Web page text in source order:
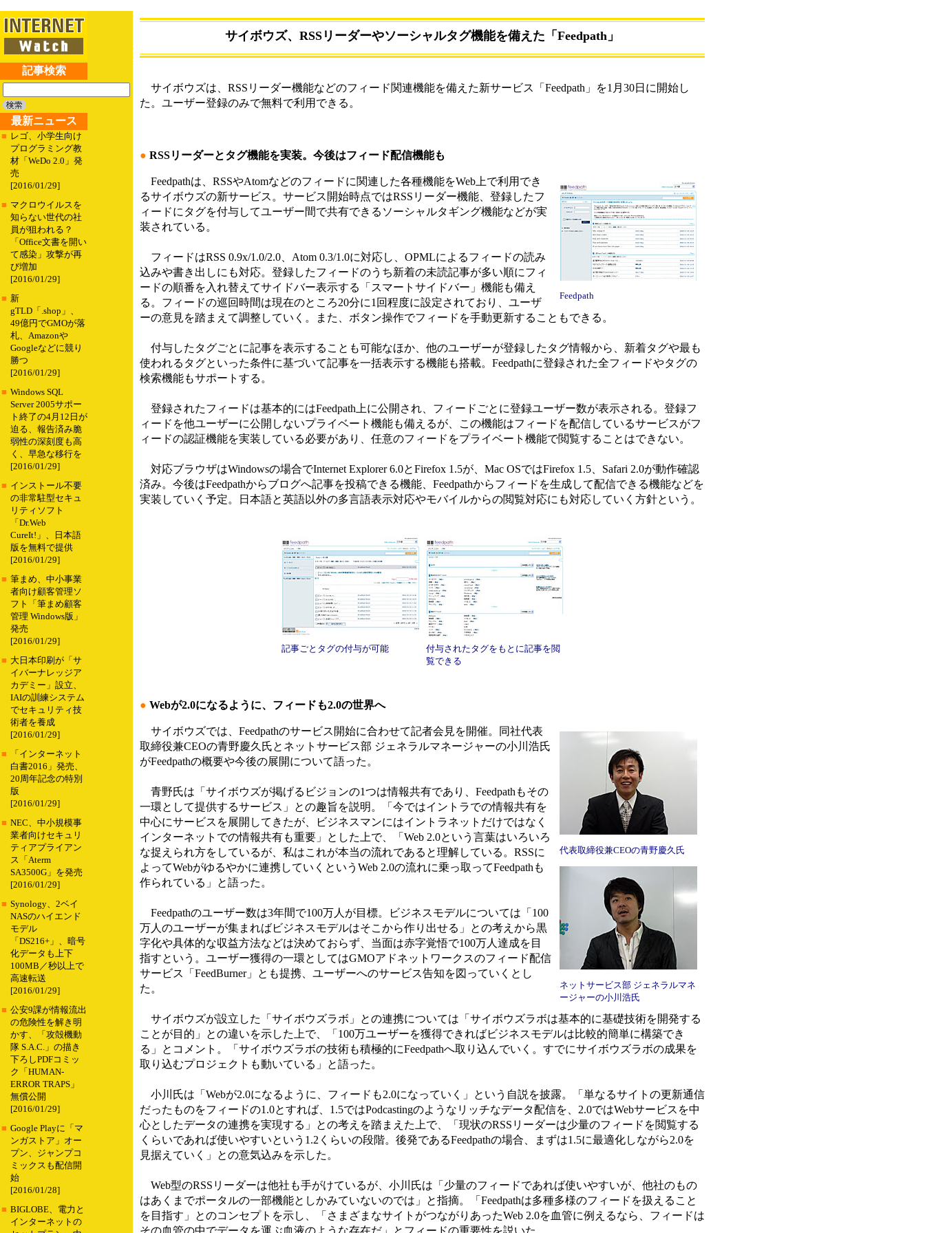
記事検索
最新ニュース
■ レゴ、小学生向け
プログラミング教
材「WeDo 2.0」発
売
[2016/01/29]
■ マクロウイルスを
知らない世代の社
員が狙われる？
「Office文書を開い
て感染」攻撃が再
び増加
[2016/01/29]
■ 新
gTLD「.shop」、
49億円でGMOが落
札、Amazonや
Googleなどに競り
勝つ
[2016/01/29]
■ Windows SQL
Server 2005サポー
ト終了の4月12日が
迫る、報告済み脆
弱性の深刻度も高
く、早急な移行を
[2016/01/29]
■ インストール不要
の非常駐型セキュ
リティソフト
「Dr.Web
CureIt!」、日本語
版を無料で提供
[2016/01/29]
■ 筆まめ、中小事業
者向け顧客管理ソ
フト「筆まめ顧客
管理 Windows版」
発売
[2016/01/29]
■ 大日本印刷が「サ
イバーナレッジア
カデミー」設立、
IAIの訓練システム
でセキュリティ技
術者を養成
[2016/01/29]
■
「インターネット
白書2016」発売、
20周年記念の特別
版
[2016/01/29]
■ NEC、中小規模事
業者向けセキュリ
ティアプライアン
ス「Aterm
SA3500G」を発売
[2016/01/29]
■ Synology、2ベイ
NASのハイエンド
モデル
「DS216+」、暗号
化データも上下
100MB／秒以上で
高速転送
[2016/01/29]
■ 公安9課が情報流出
の危険性を解き明
かす、「攻殻機動
隊 S.A.C.」の描き
下ろしPDFコミッ
ク「HUMAN-
ERROR TRAPS」
無償公開
[2016/01/29]
■ Google Playに「マ
ンガストア」オー
プン、ジャンプコ
ミックスも配信開
始
[2016/01/28]
■ BIGLOBE、電力と
インターネットの
サイボウズ、RSSリーダーやソーシャルタグ機能を備えた「Feedpath」
サイボウズは、RSSリーダー機能などのフィード関連機能を備えた新サービス「Feedpath」を1月30日に開始し
た。ユーザー登録のみで無料で利用できる。
● RSSリーダーとタグ機能を実装。今後はフィード配信機能も
Feedpath
Feedpathは、RSSやAtomなどのフィードに関連した各種機能をWeb上で利用でき
るサイボウズの新サービス。サービス開始時点ではRSSリーダー機能、登録したフ
ィードにタグを付与してユーザー間で共有できるソーシャルタギング機能などが実
装されている。
フィードはRSS 0.9x/1.0/2.0、Atom 0.3/1.0に対応し、OPMLによるフィードの読み
込みや書き出しにも対応。登録したフィードのうち新着の未読記事が多い順にフィ
ードの順番を入れ替えてサイドバー表示する「スマートサイドバー」機能も備え
る。フィードの巡回時間は現在のところ20分に1回程度に設定されており、ユーザ
ーの意見を踏まえて調整していく。また、ボタン操作でフィードを手動更新することもできる。
付与したタグごとに記事を表示することも可能なほか、他のユーザーが登録したタグ情報から、新着タグや最も
使われるタグといった条件に基づいて記事を一括表示する機能も搭載。Feedpathに登録された全フィードやタグの
検索機能もサポートする。
登録されたフィードは基本的にはFeedpath上に公開され、フィードごとに登録ユーザー数が表示される。登録フ
ィードを他ユーザーに公開しないプライベート機能も備えるが、この機能はフィードを配信しているサービスがフ
ィードの認証機能を実装している必要があり、任意のフィードをプライベート機能で閲覧することはできない。
対応ブラウザはWindowsの場合でInternet Explorer 6.0とFirefox 1.5が、Mac OSではFirefox 1.5、Safari 2.0が動作確認
済み。今後はFeedpathからブログへ記事を投稿できる機能、Feedpathからフィードを生成して配信できる機能などを
実装していく予定。日本語と英語以外の多言語表示対応やモバイルからの閲覧対応にも対応していく方針という。
記事ごとタグの付与が可能
付与されたタグをもとに記事を閲
覧できる
● Webが2.0になるように、フィードも2.0の世界へ
代表取締役兼CEOの青野慶久氏
ネットサービス部 ジェネラルマネ
ージャーの小川浩氏
サイボウズでは、Feedpathのサービス開始に合わせて記者会見を開催。同社代表
取締役兼CEOの青野慶久氏とネットサービス部 ジェネラルマネージャーの小川浩氏
がFeedpathの概要や今後の展開について語った。
青野氏は「サイボウズが掲げるビジョンの1つは情報共有であり、Feedpathもその
一環として提供するサービス」との趣旨を説明。「今ではイントラでの情報共有を
中心にサービスを展開してきたが、ビジネスマンにはイントラネットだけではなく
インターネットでの情報共有も重要」とした上で、「Web 2.0という言葉はいろいろ
な捉えられ方をしているが、私はこれが本当の流れであると理解している。RSSに
よってWebがゆるやかに連携していくというWeb 2.0の流れに乗っ取ってFeedpathも
作られている」と語った。
Feedpathのユーザー数は3年間で100万人が目標。ビジネスモデルについては「100
万人のユーザーが集まればビジネスモデルはそこから作り出せる」との考えから黒
字化や具体的な収益方法などは決めておらず、当面は赤字覚悟で100万人達成を目
指すという。ユーザー獲得の一環としてはGMOアドネットワークスのフィード配信
サービス「FeedBurner」とも提携、ユーザーへのサービス告知を図っていくとし
た。
サイボウズが設立した「サイボウズラボ」との連携については「サイボウズラボは基本的に基礎技術を開発する
ことが目的」との違いを示した上で、「100万ユーザーを獲得できればビジネスモデルは比較的簡単に構築でき
る」とコメント。「サイボウズラボの技術も積極的にFeedpathへ取り込んでいく。すでにサイボウズラボの成果を
取り込むプロジェクトも動いている」と語った。
小川氏は「Webが2.0になるように、フィードも2.0になっていく」という自説を披露。「単なるサイトの更新通信
だったものをフィードの1.0とすれば、1.5ではPodcastingのようなリッチなデータ配信を、2.0ではWebサービスを中
心としたデータの連携を実現する」との考えを踏まえた上で、「現状のRSSリーダーは少量のフィードを閲覧する
くらいであれば使いやすいという1.2くらいの段階。後発であるFeedpathの場合、まずは1.5に最適化しながら2.0を
見据えていく」との意気込みを示した。
Web型のRSSリーダーは他社も手がけているが、小川氏は「少量のフィードであれば使いやすいが、他社のもの
はあくまでポータルの一部機能としかみていないのでは」と指摘。「Feedpathは多種多様のフィードを扱えること
を目指す」とのコンセプトを示し、「さまざまなサイトがつながりあったWeb 2.0を血管に例えるなら、フィードは
その血管の中でデータを運ぶ血液のような存在だ」とフィードの重要性を説いた。